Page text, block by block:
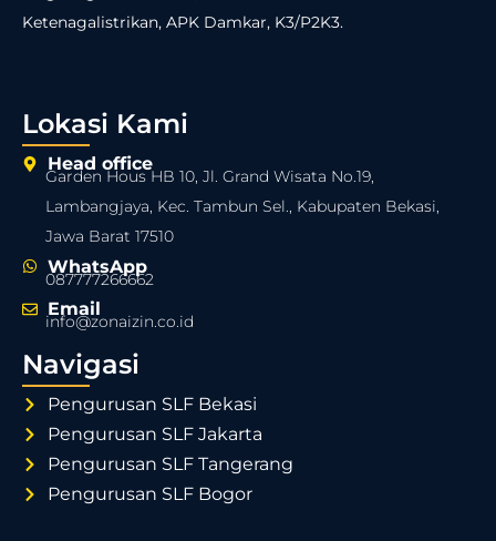
Ketenagalistrikan, APK Damkar, K3/P2K3.
Lokasi Kami
Head office
Garden Hous HB 10, Jl. Grand Wisata No.19,
Lambangjaya, Kec. Tambun Sel., Kabupaten Bekasi,
Jawa Barat 17510
WhatsApp
087777266662
Email
info@zonaizin.co.id
Navigasi
Pengurusan SLF Bekasi
Pengurusan SLF Jakarta
Pengurusan SLF Tangerang
Pengurusan SLF Bogor